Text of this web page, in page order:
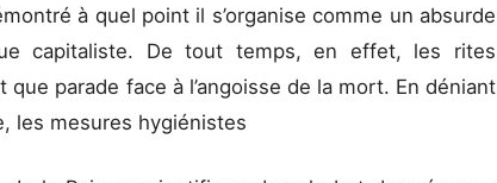
à quel point il s’organise comme un absurde
capitaliste. De tout temps, en effet, les rites
parade face à l’angoisse de la mort. En déniant
les mesures hygiénistes